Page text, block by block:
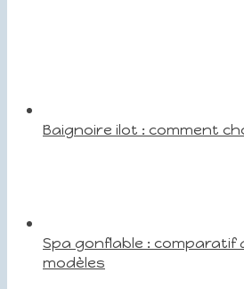
Baignoire ilot : comment
Spa gonflable : comparatif
modèles